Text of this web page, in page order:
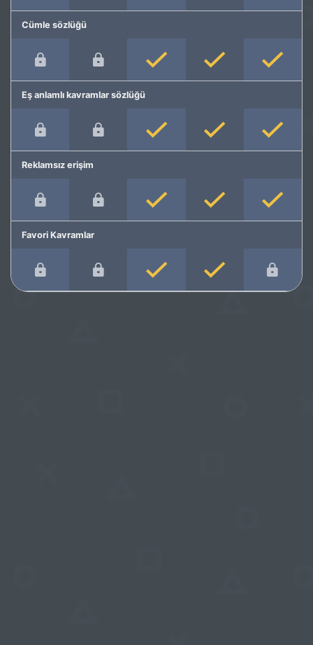
Cümle sözlüğü
Eş anlamlı kavramlar sözlüğü
Reklamsız erişim
Favori Kavramlar